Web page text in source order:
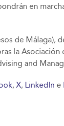
en
de
la
and
, X, LinkedIn e